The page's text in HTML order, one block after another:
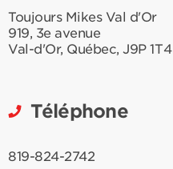
Toujours Mikes Val d'Or
919, 3e avenue
Val-d'Or, Québec,J9P 1T4
Téléphone
819-824-2742